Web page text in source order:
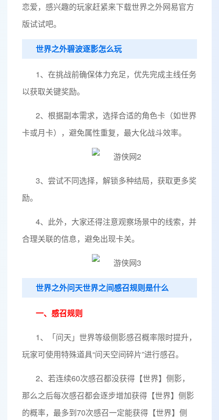
恋爱，感兴趣的玩家赶紧来下载世界之外网易官方
版试试吧。
世界之外碧波逐影怎么玩
1、在挑战前确保体力充足，优先完成主线任务
以获取关键奖励。
2、根据副本需求，选择合适的角色卡（如世界
卡或月卡），避免属性重复，最大化战斗效率。
3、尝试不同选择，解锁多种结局，获取更多奖
励。
4、此外，大家还得注意观察场景中的线索，并
合理关联的信息，避免出现卡关。
世界之外问天世界之间感召规则是什么
一、感召规则
1、「问天」世界等级侧影感召概率限时提升，
玩家可使用特殊道具“问天空间碎片”进行感召。
2、若连续60次感召都没获得【世界】侧影，
那么之后每次感召都会逐步增加获得【世界】侧影
的概率，最多到70次感召一定能获得【世界】侧